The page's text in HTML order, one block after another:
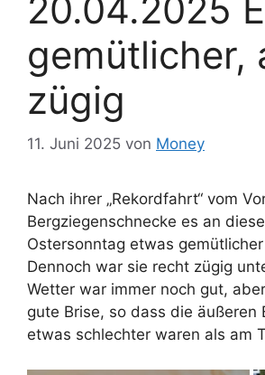
20.04.2025
gemütlicher,
zügig
11. Juni 2025 von Money
Nach ihrer „Rekordfahrt“ vom
Bergziegenschnecke es an
Ostersonntag etwas
Dennoch war sie recht zügig
Wetter war immer noch gut,
gute Brise, so dass die äußeren
etwas schlechter waren als am